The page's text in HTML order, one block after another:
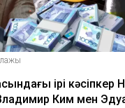
ірі кәсіпкер
Ким мен